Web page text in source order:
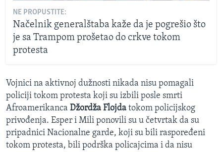
NE PROPUSTITE:
Načelnik generalštaba kaže da je pogrešio što
je sa Trampom prošetao do crkve tokom
protesta
Vojnici na aktivnoj dužnosti nikada nisu pomagali
policiji tokom protesta koji su izbili posle smrti
Afroamerikanca Džordža Flojda tokom policijskog
privođenja. Esper i Mili ponovili su u četvrtak da su
pripadnici Nacionalne garde, koji su bili raspoređeni
tokom protesta, bili podrška policajcima i da nisu